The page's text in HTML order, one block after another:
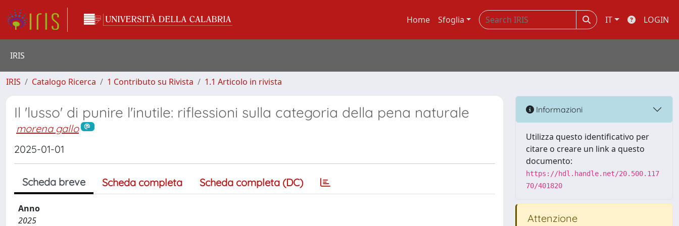
Home Sfoglia IT LOGIN
IRIS
IRIS Catalogo Ricerca 1 Contributo su Rivista 1.1 Articolo in rivista
Il 'lusso' di punire l'inutile: riflessioni sulla categoria della pena naturale
morena gallo
2025-01-01
Scheda breve Scheda completa Scheda completa (DC)
Anno
2025
Informazioni
Utilizza questo identificativo per
citare o creare un link a questo
documento:
https://hdl.handle.net/20.500.117
70/401820
Attenzione